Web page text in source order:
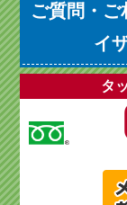
ご質問・
イ
タ